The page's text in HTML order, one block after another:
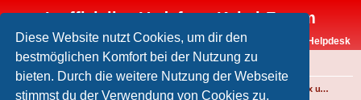
Diese Website nutzt Cookies, um dir den
bestmöglichen Komfort bei der Nutzung zu
bieten. Durch die weitere Nutzung der Webseite
stimmst du der Verwendung von Cookies zu.
Inoffizielles Vodafone-Kabel-Forum
Vodafone-Kabel-Helpdesk
FAQ
Foren-Übersicht FRITZ!Box und weitere Produkte von FRITZ! (ehem. AVM)